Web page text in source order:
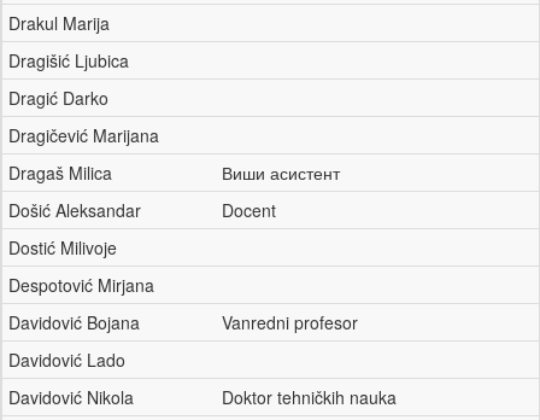
Drakul Marija
Dragišić Ljubica
Dragić Darko
Dragičević Marijana
Dragaš Milica
Виши асистент
Došić Aleksandar
Docent
Dostić Milivoje
Despotović Mirjana
Davidović Bojana
Vanredni profesor
Davidović Lado
Davidović Nikola
Doktor tehničkih nauka